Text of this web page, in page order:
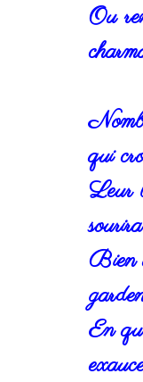
Ou
qui
Leur
Bien
En